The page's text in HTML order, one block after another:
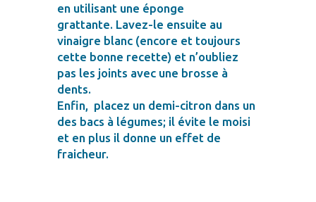
en utilisant une éponge
grattante. Lavez-le ensuite au
vinaigre blanc (encore et toujours
cette bonne recette) et n’oubliez
pas les joints avec une brosse à
dents.
Enfin, placez un demi-citron dans un
des bacs à légumes; il évite le moisi
et en plus il donne un effet de
fraicheur.